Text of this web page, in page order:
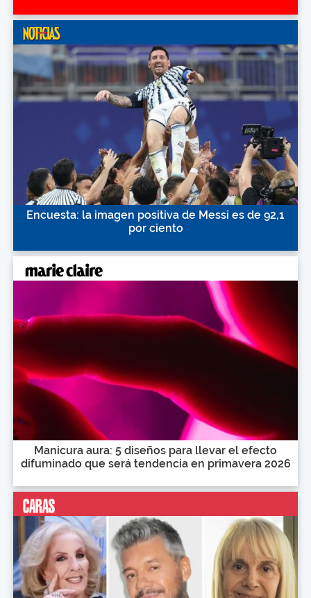
Encuesta: la imagen positiva de Messi es de 92,1
por ciento
Manicura aura: 5 diseños para llevar el efecto
difuminado que será tendencia en primavera 2026